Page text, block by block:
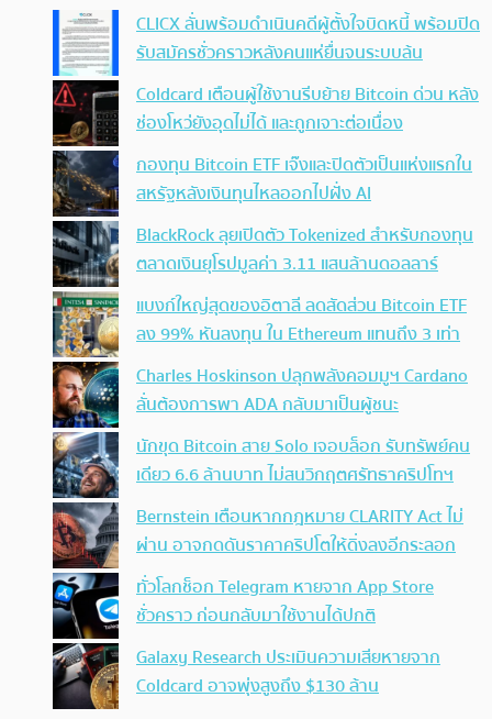
CLICX ลั่นพร้อมดำเนินคดีผู้ตั้งใจบิดหนี้ พร้อมปิด
รับสมัครชั่วคราวหลังคนแห่ยื่นจนระบบล้น
Coldcard เตือนผู้ใช้งานรีบย้าย Bitcoin ด่วน หลัง
ช่องโหว่ยังอุดไม่ได้ และถูกเจาะต่อเนื่อง
กองทุน Bitcoin ETF เจ๊งและปิดตัวเป็นแห่งแรกใน
สหรัฐหลังเงินทุนไหลออกไปฝั่ง AI
BlackRock ลุยเปิดตัว Tokenized สำหรับกองทุน
ตลาดเงินยุโรปมูลค่า 3.11 แสนล้านดอลลาร์
แบงก์ใหญ่สุดของอิตาลี ลดสัดส่วน Bitcoin ETF
ลง 99% หันลงทุน ใน Ethereum แทนถึง 3 เท่า
Charles Hoskinson ปลุกพลังคอมมูฯ Cardano
ลั่นต้องการพา ADA กลับมาเป็นผู้ชนะ
นักขุด Bitcoin สาย Solo เจอบล็อก รับทรัพย์คน
เดียว 6.6 ล้านบาท ไม่สนวิกฤตศรัทธาคริปโทฯ
Bernstein เตือนหากกฎหมาย CLARITY Act ไม่
ผ่าน อาจกดดันราคาคริปโตให้ดิ่งลงอีกระลอก
ทั่วโลกช็อก Telegram หายจาก App Store
ชั่วคราว ก่อนกลับมาใช้งานได้ปกติ
Galaxy Research ประเมินความเสียหายจาก
Coldcard อาจพุ่งสูงถึง $130 ล้าน